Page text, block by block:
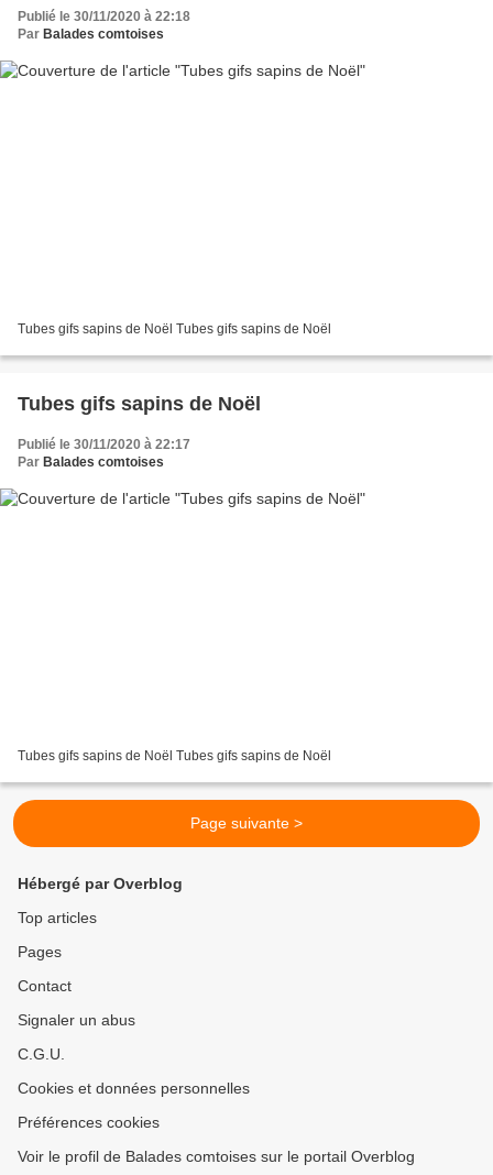
Publié le 30/11/2020 à 22:18
Par Balades comtoises
Tubes gifs sapins de Noël Tubes gifs sapins de Noël
Tubes gifs sapins de Noël
Publié le 30/11/2020 à 22:17
Par Balades comtoises
Tubes gifs sapins de Noël Tubes gifs sapins de Noël
Page suivante >
Hébergé par Overblog
Top articles
Pages
Contact
Signaler un abus
C.G.U.
Cookies et données personnelles
Préférences cookies
Voir le profil de Balades comtoises sur le portail Overblog